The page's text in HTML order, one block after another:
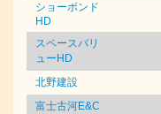
ショーボンド
HD
スペースバリ
ューHD
北野建設
富士古河E&C